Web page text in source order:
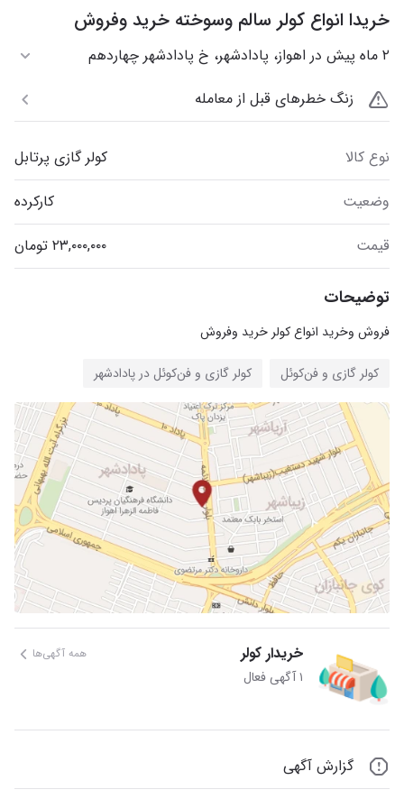
خریدا انواع کولر سالم وسوخته خرید وفروش
۲ ماه پیش در اهواز، پادادشهر، خ پادادشهر چهاردهم
زنگ خطرهای قبل از معامله
نوع کالا
کولر گازی پرتابل
وضعیت
کارکرده
قیمت
توضیحات
فروش وخرید انواع کولر خرید وفروش
کولر گازی و فن‌کوئل کولر گازی و فن‌کوئل در پادادشهر
خریدار کولر همه آگهی‌ها
۱ آگهی فعال
گزارش آگهی